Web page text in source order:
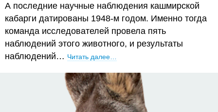
А последние научные наблюдения кашмирской
кабарги датированы 1948-м годом. Именно тогда
команда исследователей провела пять
наблюдений этого животного, и результаты
наблюдений… Читать далее…